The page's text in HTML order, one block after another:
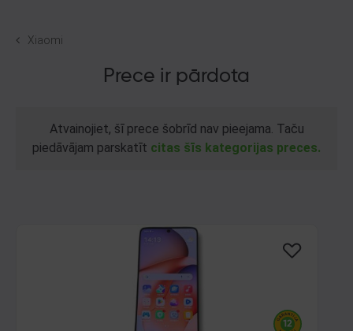
Xiaomi
Prece ir pārdota
Atvainojiet, šī prece šobrīd nav pieejama. Taču
piedāvājam parskatīt citas šīs kategorijas preces.